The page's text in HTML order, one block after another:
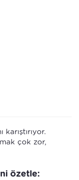
karıştırıyor.
çok zor,
özetle: